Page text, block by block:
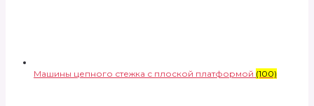
Машины цепного стежка с плоской платформой (100)